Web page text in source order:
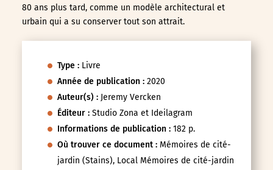
80 ans plus tard, comme un modèle architectural et
urbain qui a su conserver tout son attrait.
Type : Livre
Année de publication : 2020
Auteur(s) : Jeremy Vercken
Éditeur : Studio Zona et Ideilagram
Informations de publication : 182 p.
Où trouver ce document : Mémoires de cité-
jardin (Stains), Local Mémoires de cité-jardin